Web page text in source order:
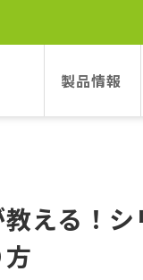
製品情報
人事向け課題解決セミ
える！